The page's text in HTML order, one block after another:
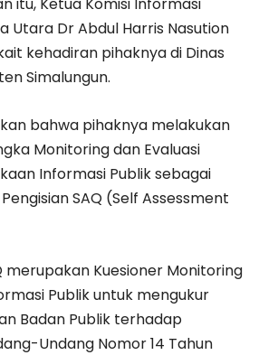
Utara Dr Abdul Harris Nasution
kehadiran pihaknya di Dinas
Simalungun.
bahwa pihaknya melakukan
Monitoring dan Evaluasi
Informasi Publik sebagai
SAQ (Self Assessment
merupakan Kuesioner Monitoring
Publik untuk mengukur
Badan Publik terhadap
Undang Nomor 14 Tahun